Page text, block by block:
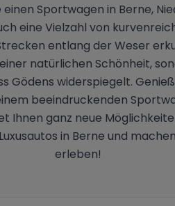
Sportwagen in Berne,
eine Vielzahl von
entlang der Weser
natürlichen Schönheit,
Gödens widerspiegelt.
beeindruckenden
ganz neue
in Berne und
erleben!